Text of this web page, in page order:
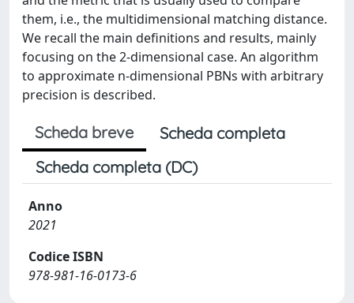
them, i.e., the multidimensional matching distance.
We recall the main definitions and results, mainly
focusing on the 2-dimensional case. An algorithm
to approximate n-dimensional PBNs with arbitrary
precision is described.
Scheda breve
Scheda completa
Scheda completa (DC)
Anno
2021
Codice ISBN
978-981-16-0173-6